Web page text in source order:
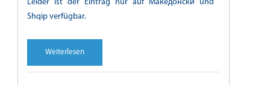
Leider ist der Eintrag nur auf Македонски und
Shqip verfügbar.
Weiterlesen